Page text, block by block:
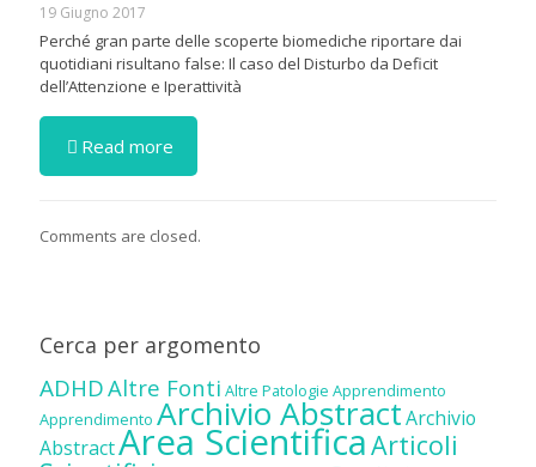
19 Giugno 2017
Perché gran parte delle scoperte biomediche riportare dai
quotidiani risultano false: Il caso del Disturbo da Deficit
dell’Attenzione e Iperattività
Read more
Comments are closed.
Cerca per argomento
ADHDAltre Fonti Altre Patologie Apprendimento
Apprendimento Archivio AbstractArchivio
AbstractArea ScientificaArticoli